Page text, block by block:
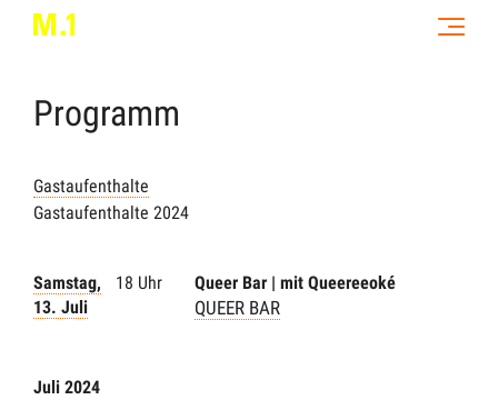
Programm
Gastaufenthalte
Gastaufenthalte 2024
Samstag,
13. Juli
18 Uhr Queer Bar | mit Queereeoké
QUEER BAR
Juli 2024